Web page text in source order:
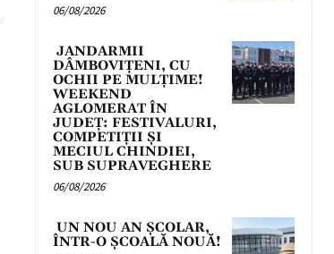
06/08/2026
JANDARMII
DÂMBOVIȚENI, CU
OCHII PE MULȚIME!
WEEKEND
AGLOMERAT ÎN
JUDEȚ: FESTIVALURI,
COMPETIȚII ȘI
MECIUL CHINDIEI,
SUB SUPRAVEGHERE
06/08/2026
UN NOU AN ȘCOLAR,
ÎNTR-O ȘCOALĂ NOUĂ!